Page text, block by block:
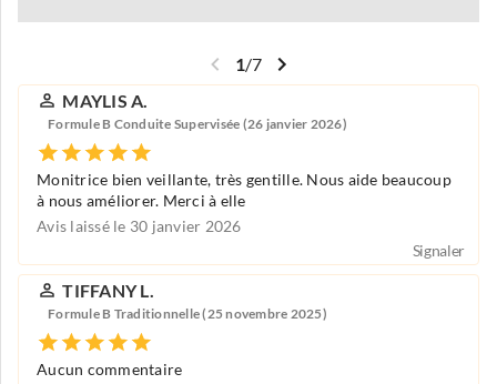
1/7
MAYLIS A.
Formule B Conduite Supervisée (26 janvier 2026)
Monitrice bien veillante, très gentille. Nous aide beaucoup
à nous améliorer. Merci à elle
Avis laissé le 30 janvier 2026
Signaler
TIFFANY L.
Formule B Traditionnelle (25 novembre 2025)
Aucun commentaire